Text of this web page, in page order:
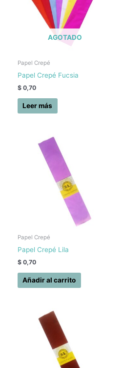
AGOTADO
Papel Crepé
Papel Crepé Fucsia
$ 0,70
Leer más
Papel Crepé
Papel Crepé Lila
$ 0,70
Añadir al carrito